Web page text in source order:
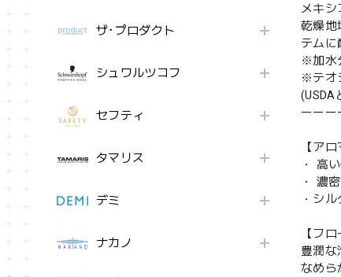
ザ･プロダクト
シュワルツコフ
セフティ
タマリス
デミ
ナカノ
メキシ
乾燥地
テムに
※加水
※テオ
ーーー
【ア
・ 高
・ 濃
・シ
【フ
豊潤な
なめら